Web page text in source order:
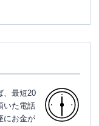
、最短20
いた電話
にお金が